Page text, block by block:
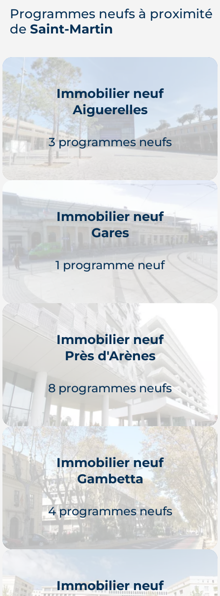
Programmes neufs à proximité
de Saint-Martin
Immobilier neuf
Aiguerelles
3 programmes neufs
Immobilier neuf
Gares
1 programme neuf
Je découvre
Immobilier neuf
Près d'Arènes
8 programmes neufs
Je découvre
Immobilier neuf
Gambetta
4 programmes neufs
Immobilier neuf